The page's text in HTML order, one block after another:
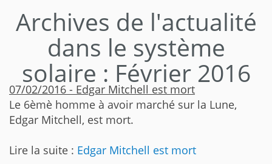
Archives de l'actualité
dans le système
solaire : Février 2016
07/02/2016 - Edgar Mitchell est mort
Le 6èmè homme à avoir marché sur la Lune,
Edgar Mitchell, est mort.
Lire la suite : Edgar Mitchell est mort